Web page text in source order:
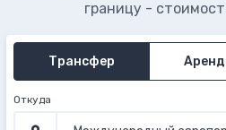
границу -
Трансфер
Откуда